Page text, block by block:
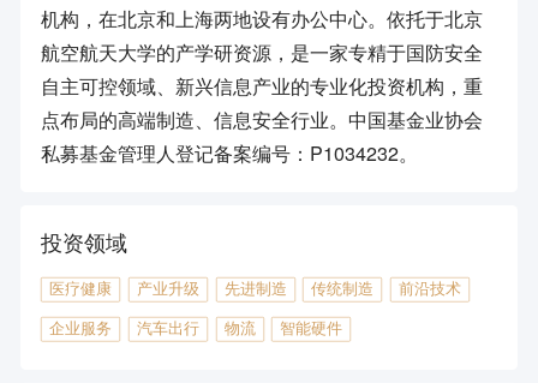
机构，在北京和上海两地设有办公中心。依托于北京
航空航天大学的产学研资源，是一家专精于国防安全
自主可控领域、新兴信息产业的专业化投资机构，重
点布局的高端制造、信息安全行业。中国基金业协会
私募基金管理人登记备案编号：P1034232。
投资领域
医疗健康 产业升级 先进制造 传统制造 前沿技术
企业服务 汽车出行 物流 智能硬件